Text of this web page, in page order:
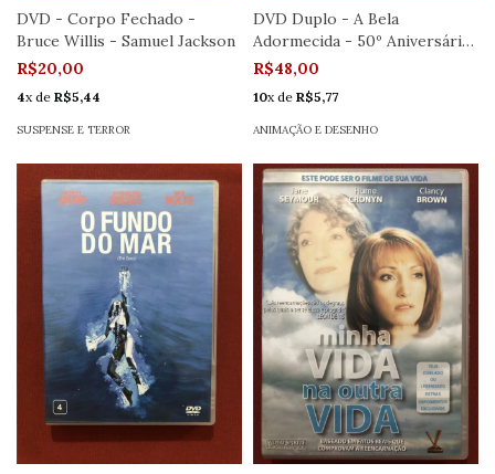
DVD - Corpo Fechado -
Bruce Willis - Samuel Jackson
R$20,00
4x de R$5,44
SUSPENSE E TERROR
DVD Duplo - A Bela
Adormecida - 50º Aniversário
- Seminovo
R$48,00
10x de R$5,77
ANIMAÇÃO E DESENHO